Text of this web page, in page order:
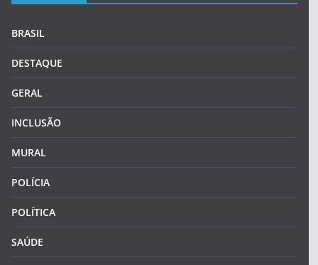
BRASIL
DESTAQUE
GERAL
INCLUSÃO
MURAL
POLÍCIA
POLÍTICA
SAÚDE